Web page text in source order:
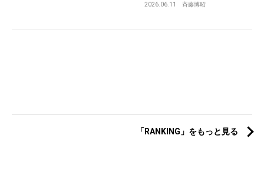
2026.06.11 斉藤博昭
「RANKING」をもっと見る